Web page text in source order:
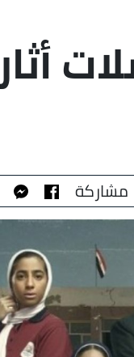
مشاركة